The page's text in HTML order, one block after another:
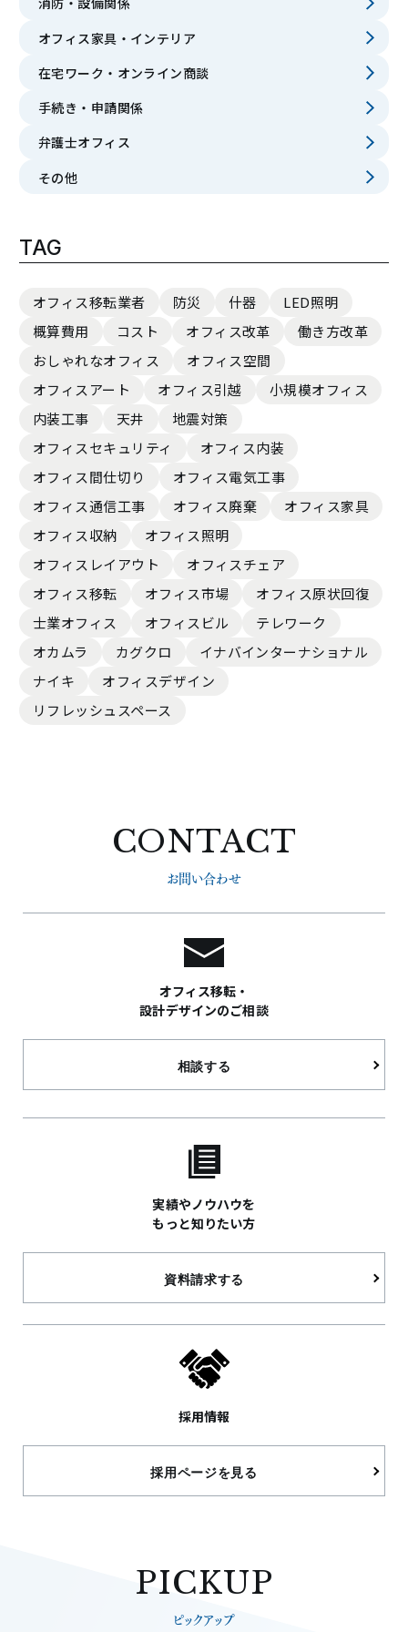
オフィス家具・インテリア
在宅ワーク・オンライン商談
手続き・申請関係
弁護士オフィス
その他
TAG
オフィス移転業者 防災 什器
LED照明
概算費用
コスト オフィス改革
働き方改革
おしゃれなオフィス
オフィス空間
オフィスアート
オフィス引越
小規模オフィス
内装工事
天井
地震対策
オフィスセキュリティ
オフィス内装
オフィス間仕切り
オフィス電気工事
オフィス通信工事
オフィス廃棄
オフィス家具
オフィス収納
オフィス照明
オフィスレイアウト
オフィスチェア
オフィス移転
オフィス市場
オフィス原状回復
士業オフィス
オフィスビル
テレワーク
オカムラ
カグクロ
イナバインターナショナル
ナイキ
オフィスデザイン
リフレッシュスペース
CONTACT
お問い合わせ
オフィス移転・
設計デザインのご相談
相談する
実績やノウハウを
もっと知りたい方
資料請求する
採用情報
採用ページを見る
PICKUP
ピックアップ